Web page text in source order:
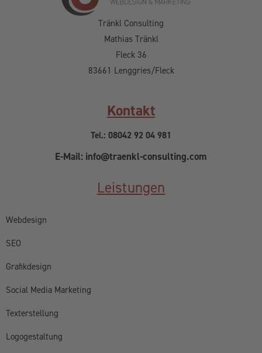
Tränkl Consulting
Mathias Tränkl
Fleck 36
83661 Lenggries/Fleck
Kontakt
Tel.: 08042 92 04 981
E-Mail: info@traenkl-consulting.com
Leistungen
Webdesign
SEO
Grafikdesign
Social Media Marketing
Texterstellung
Logogestaltung